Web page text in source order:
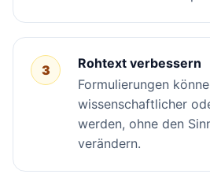
3
Rohtext verbessern
Formulierungen
wissenschaftlicher
werden, ohne den
verändern.